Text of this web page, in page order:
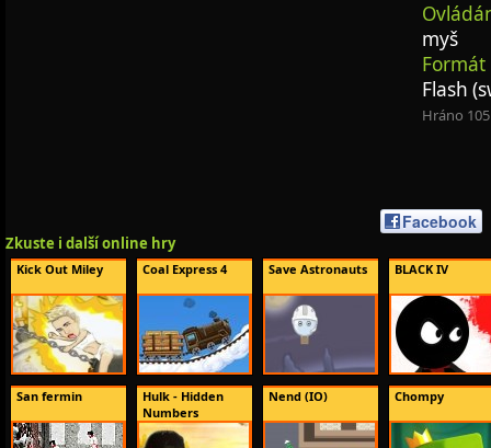
myš
Flash
Hráno
Facebook
Zkuste i další online hry
Kick Out Miley Coal Express 4 Save Astronauts BLACK IV
San fermin
Hulk - Hidden
Numbers
Nend (IO) Chompy